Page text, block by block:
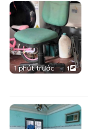
1 phút trước 1